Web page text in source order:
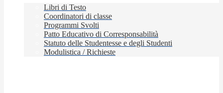
Libri di Testo
Coordinatori di classe
Programmi Svolti
Patto Educativo di Corresponsabilità
Statuto delle Studentesse e degli Studenti
Modulistica / Richieste